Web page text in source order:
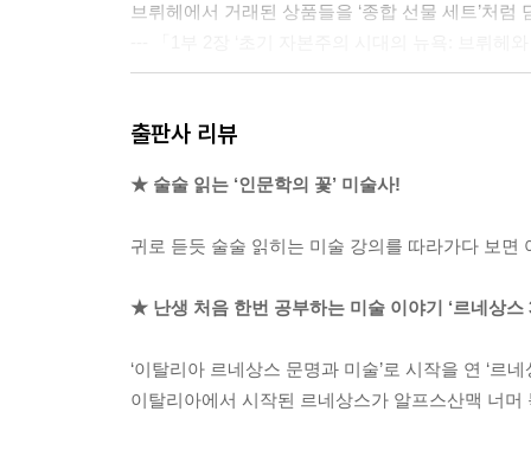
브뤼헤에서 거래된 상품들을 ‘종합 선물 세트’처
진실을 말하고자 하는 걸지도 모르겠습니다.
향으로 흘러가지요.
니다. 이는 너무도 솔직한 자기표현처럼 보입니다
--- 「1부 4장 ‘상인과 미술: 시대의 주인공으로 올
출판사 리뷰
★ 술술 읽는 ‘인문학의 꽃’ 미술사!
귀로 듣듯 술술 읽히는 미술 강의를 따라가다 보
★ 난생 처음 한번 공부하는 미술 이야기 ‘르네상스
‘이탈리아 르네상스 문명과 미술’로 시작을 연 ‘르
이탈리아에서 시작된 르네상스가 알프스산맥 너